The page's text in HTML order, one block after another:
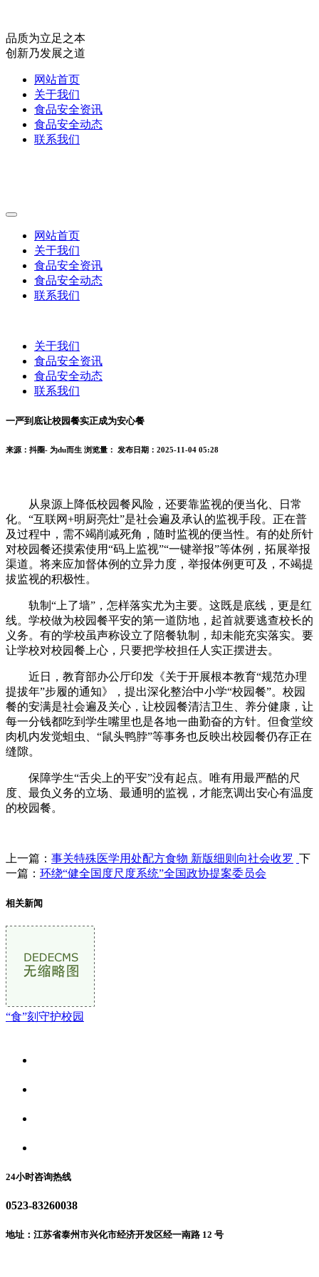
品质为立足之本
创新乃发展之道
网站首页
关于我们
食品安全资讯
食品安全动态
联系我们
网站首页
关于我们
食品安全资讯
食品安全动态
联系我们
关于我们
食品安全资讯
食品安全动态
联系我们
一严到底让校园餐实正成为安心餐
来源：抖圈- 为du而生 浏览量： 发布日期：2025-11-04 05:28
从泉源上降低校园餐风险，还要靠监视的便当化、日常
化。“互联网+明厨亮灶”是社会遍及承认的监视手段。正在普
及过程中，需不竭削减死角，随时监视的便当性。有的处所针
对校园餐还摸索使用“码上监视”“一键举报”等体例，拓展举报
渠道。将来应加督体例的立异力度，举报体例更可及，不竭提
拔监视的积极性。
轨制“上了墙”，怎样落实尤为主要。这既是底线，更是红
线。学校做为校园餐平安的第一道防地，起首就要逃查校长的
义务。有的学校虽声称设立了陪餐轨制，却未能充实落实。要
让学校对校园餐上心，只要把学校担任人实正摆进去。
近日，教育部办公厅印发《关于开展根本教育“规范办理
提拔年”步履的通知》，提出深化整治中小学“校园餐”。校园
餐的安满是社会遍及关心，让校园餐清洁卫生、养分健康，让
每一分钱都吃到学生嘴里也是各地一曲勤奋的方针。但食堂绞
肉机内发觉蛆虫、“鼠头鸭脖”等事务也反映出校园餐仍存正在
缝隙。
保障学生“舌尖上的平安”没有起点。唯有用最严酷的尺
度、最负义务的立场、最通明的监视，才能烹调出安心有温度
的校园餐。
上一篇： 事关特殊医学用处配方食物 新版细则向社会收罗 下
一篇： 环绕“健全国度尺度系统”全国政协提案委员会
相关新闻
“食”刻守护校园
24小时咨询热线
0523-83260038
地址：江苏省泰州市兴化市经济开发区经一南路 12 号